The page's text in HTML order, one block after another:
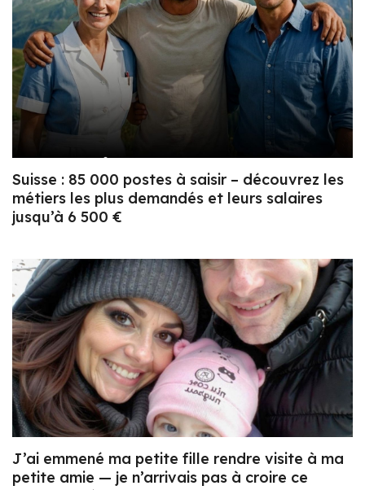
Suisse : 85 000 postes à saisir – découvrez les
métiers les plus demandés et leurs salaires
jusqu’à 6 500 €
J’ai emmené ma petite fille rendre visite à ma
petite amie — je n’arrivais pas à croire ce